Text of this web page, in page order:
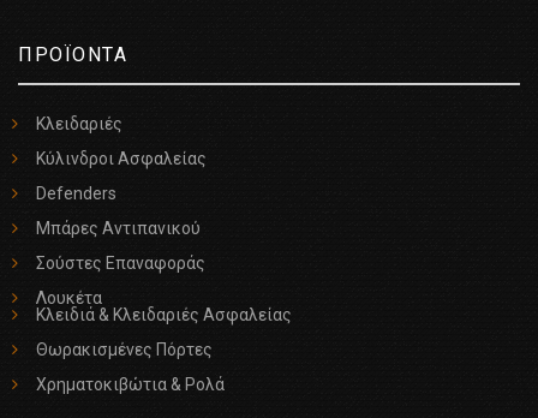
ΠΡΟΪΟΝΤΑ
Κλειδαριές
Κύλινδροι Ασφαλείας
Defenders
Μπάρες Αντιπανικού
Σούστες Επαναφοράς
Λουκέτα
Κλειδιά & Κλειδαριές Ασφαλείας
Θωρακισμένες Πόρτες
Χρηματοκιβώτια & Ρολά